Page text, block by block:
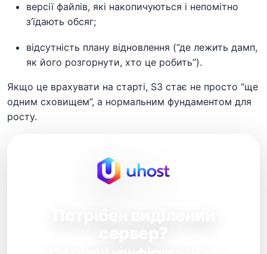
версії файлів, які накопичуються і непомітно
з’їдають обсяг;
відсутність плану відновлення (“де лежить дамп,
як його розгорнути, хто це робить”).
Якщо це врахувати на старті, S3 стає не просто “ще
одним сховищем”, а нормальним фундаментом для
росту.